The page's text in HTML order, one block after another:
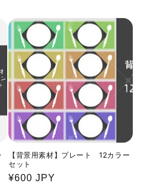
【背景用素材】プレート 12カラー
セット
通
¥600 JPY